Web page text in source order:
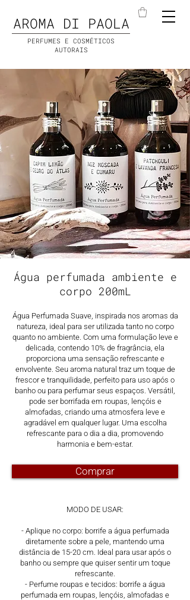
AROMA DI PAOLA
PERFUMES E COSMÉTICOS
AUTORAIS
Água perfumada ambiente e
corpo 200mL
Água Perfumada Suave, inspirada nos aromas da
natureza, ideal para ser utilizada tanto no corpo
quanto no ambiente. Com uma formulação leve e
delicada, contendo 10% de fragrância, ela
proporciona uma sensação refrescante e
envolvente. Seu aroma natural traz um toque de
frescor e tranquilidade, perfeito para uso após o
banho ou para perfumar seus espaços. Versátil,
pode ser borrifada em roupas, lençóis e
almofadas, criando uma atmosfera leve e
agradável em qualquer lugar. Uma escolha
refrescante para o dia a dia, promovendo
harmonia e bem-estar.
Comprar
MODO DE USAR:
- Aplique no corpo: borrife a água perfumada
diretamente sobre a pele, mantendo uma
distância de 15-20 cm. Ideal para usar após o
banho ou sempre que quiser sentir um toque
refrescante.
- Perfume roupas e tecidos: borrife a água
perfumada em roupas, lençóis, almofadas e